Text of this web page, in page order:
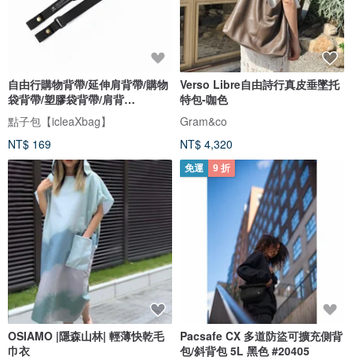
自由行購物背帶/延伸肩背帶/購物
袋背帶/塑膠袋背帶/肩背
式/DG127
點子包【icleaXbag】
NT$ 169
Verso Libre自由詩行真皮垂墜托
特包-咖色
Gram&co
NT$ 4,320
OSIAMO |隱森山林| 輕薄快乾毛
巾衣
免運 9 折
Pacsafe CX 多道防盜可擴充側背
包/斜背包 5L 黑色 #20405